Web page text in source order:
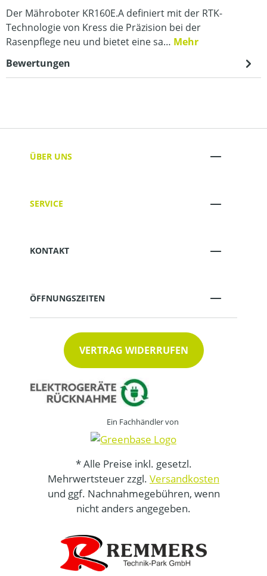
Der Mähroboter KR160E.A definiert mit der RTK-
Technologie von Kress die Präzision bei der
Rasenpflege neu und bietet eine sa… Mehr
Bewertungen
ÜBER UNS
SERVICE
KONTAKT
ÖFFNUNGSZEITEN
VERTRAG WIDERRUFEN
Ein Fachhändler von
* Alle Preise inkl. gesetzl.
Mehrwertsteuer zzgl. Versandkosten
und ggf. Nachnahmegebühren, wenn
nicht anders angegeben.